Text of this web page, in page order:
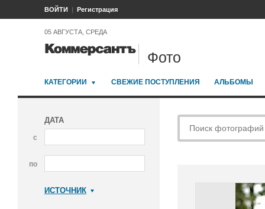
ВОЙТИ Регистрация
05 АВГУСТА, СРЕДА
Фото
КАТЕГОРИИ СВЕЖИЕ ПОСТУПЛЕНИЯ АЛЬБОМЫ
ДАТА
с
по
ИСТОЧНИК